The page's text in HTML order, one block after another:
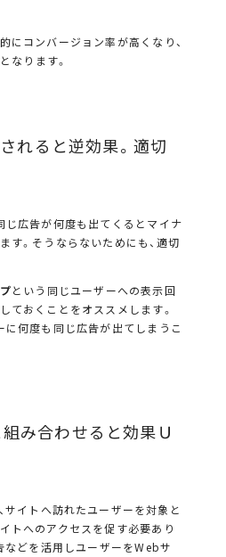
にコンバージョン率が高くなり、
となります。
れると逆効果。適切
じ広告が何度も出てくるとマイナ
す。そうならないためにも、適切
という同じユーザーへの表示回
ておくことをオススメします。
に何度も同じ広告が出てしまうこ
み合わせると効果Ｕ
サイトへ訪れたユーザーを対象と
トへのアクセスを促す必要あり
などを活用しユーザーをWebサ